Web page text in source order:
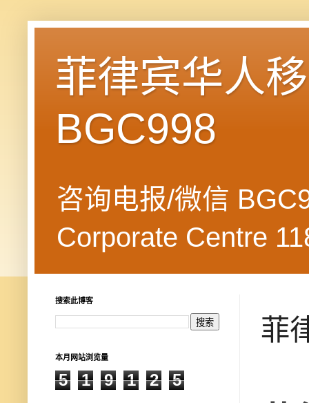
菲律宾华人
BGC998
咨询电报/微信
Corporate Centre
菲
搜索此博客
本月网站浏览量
5 1 9 1 2 5